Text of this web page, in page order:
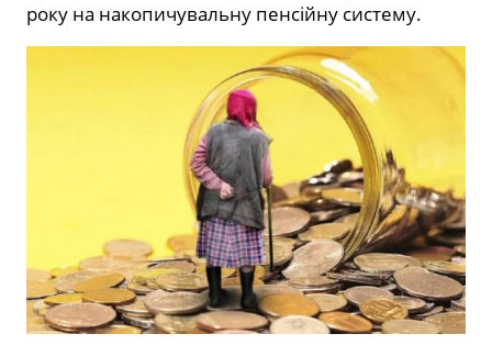
року на накопичувальну пенсійну систему.